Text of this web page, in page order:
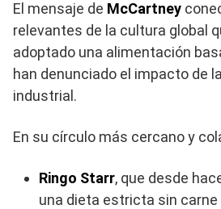
El mensaje de McCartney
relevantes de la cultura global
adoptado una alimentación
han denunciado el impacto de
industrial.
En su círculo más cercano y
Ringo Starr, que desde
una dieta estricta sin